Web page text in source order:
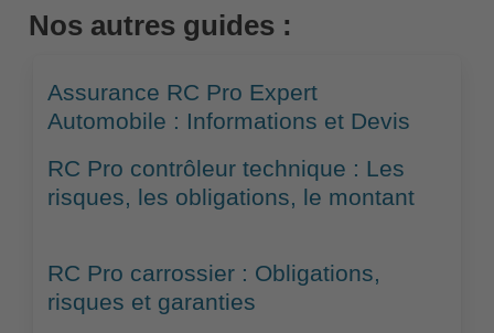
Nos autres guides :
Assurance RC Pro Expert
Automobile : Informations et Devis
RC Pro contrôleur technique : Les
risques, les obligations, le montant
RC Pro carrossier : Obligations,
risques et garanties